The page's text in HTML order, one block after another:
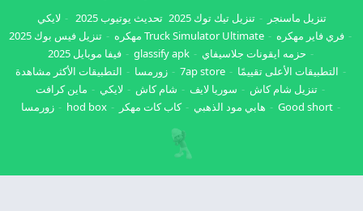
تنزيل ماسنجر تنزيل تيك توك 2025
تحديث يوتيوب 2025
لايكي
فري فاير مهكره
Truck Simulator Ultimate مهكره
تنزيل فيس بوك 2025
حزمه ايقونات جلاسيفاي
glassify apk
فيفا موبايل 2025
التطبيقات الأعلى تقييمًا
7ap store زورمسا
التطبيقات الأكثر مشاهدة
تنزيل شام كاش
سوريا لايف شام كاش لايكي
ماين كرافت
Good short
هابي مود الذهبي كاب كات مهكر hod box زورمسا